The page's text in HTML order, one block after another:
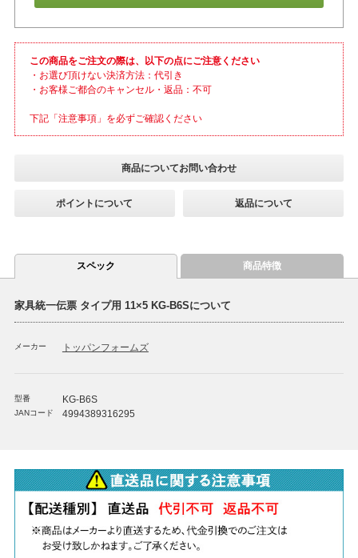
この商品をご注文の際は、以下の点にご注意ください
・お選び頂けない決済方法：代引き
・お客様ご都合のキャンセル・返品：不可
下記「注意事項」を必ずご確認ください
商品についてお問い合わせ
ポイントについて 返品について
スペック 商品特徴
家具統一伝票 タイプ用 11×5 KG-B6Sについて
メーカー トッパンフォームズ
型番 KG-B6S
JANコード 4994389316295